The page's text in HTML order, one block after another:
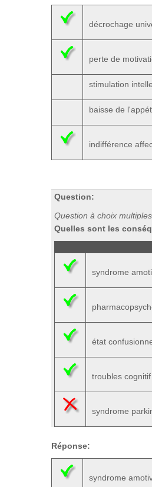
décrochage
perte de
stimulation
baisse de
indifférence
Question:
Question à choix multiples
Quelles sont les
syndrome
état
troubles cognitif
syndrome
Réponse:
syndrome